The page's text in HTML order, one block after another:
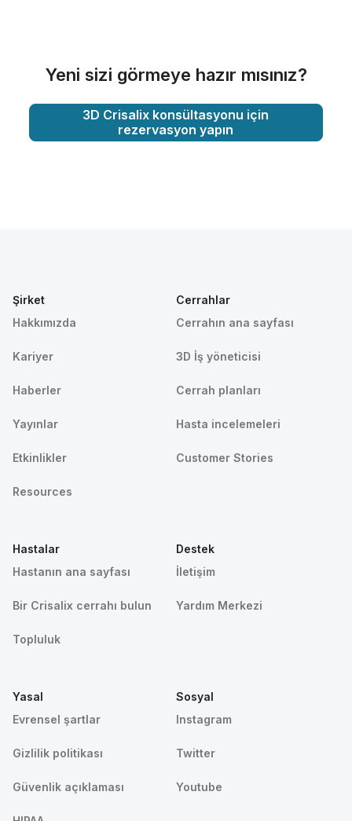
Yeni sizi görmeye hazır mısınız?
3D Crisalix konsültasyonu için
rezervasyon yapın
Şirket
Hakkımızda
Kariyer
Haberler
Yayınlar
Etkinlikler
Resources
Cerrahlar
Cerrahın ana sayfası
3D İş yöneticisi
Cerrah planları
Hasta incelemeleri
Customer Stories
Hastalar
Hastanın ana sayfası
Bir Crisalix cerrahı bulun
Topluluk
Destek
İletişim
Yardım Merkezi
Yasal
Evrensel şartlar
Gizlilik politikası
Güvenlik açıklaması
Sosyal
Instagram
Twitter
Youtube